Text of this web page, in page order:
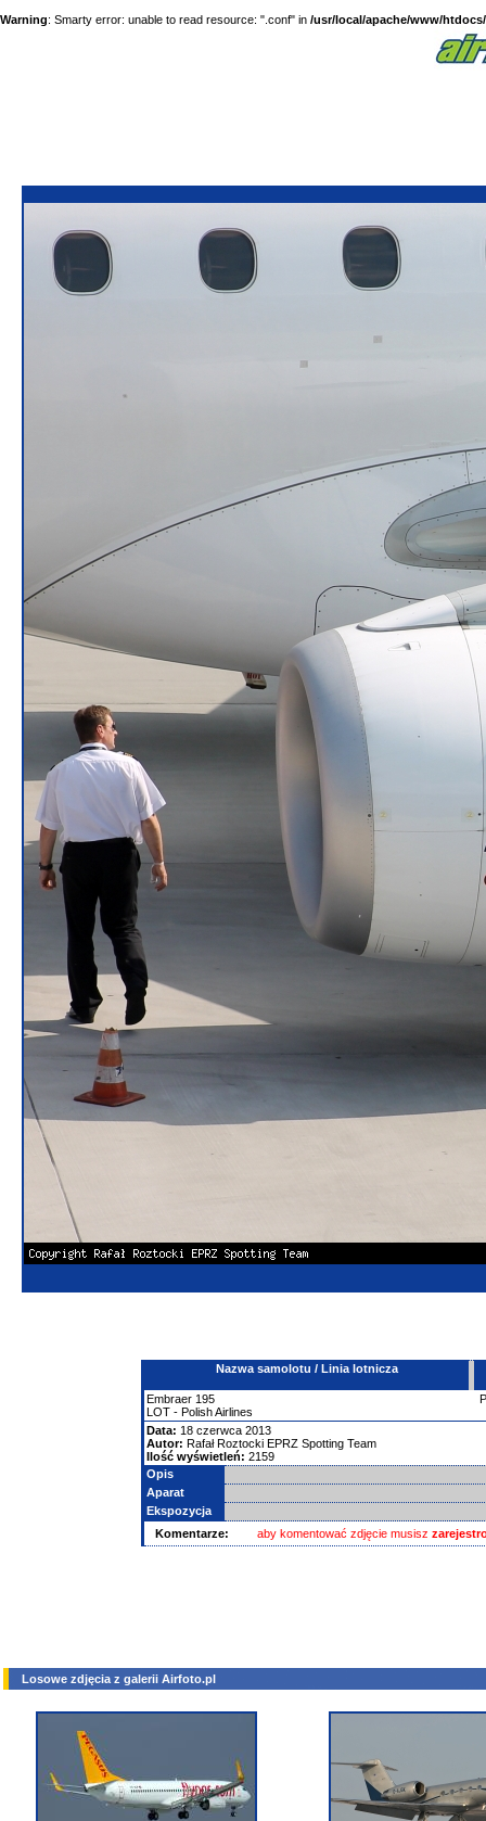
Warning: Smarty error: unable to read resource: ".conf" in /usr/local/apache/www/
Nazwa samolotu / Linia lotnicza
Embraer 195
LOT - Polish Airlines
Data: 18 czerwca 2013
Autor: Rafał Roztocki EPRZ Spotting Team
Ilość wyświetleń: 2159
Opis
Aparat
Ekspozycja
Komentarze:
aby komentować zdjęcie musisz
Losowe zdjęcia z galerii Airfoto.pl